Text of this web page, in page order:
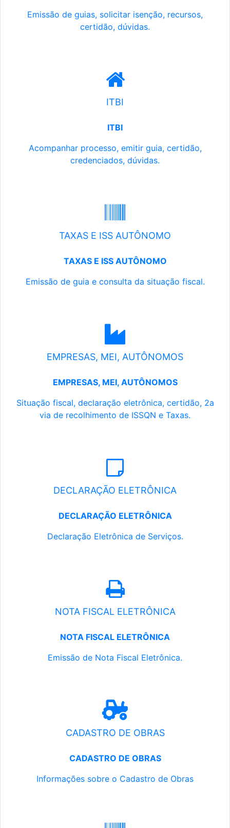
Emissão de guias, solicitar isenção, recursos,
certidão, dúvidas.
ITBI
ITBI
Acompanhar processo, emitir guia, certidão,
credenciados, dúvidas.
TAXAS E ISS AUTÔNOMO
TAXAS E ISS AUTÔNOMO
Emissão de guia e consulta da situação fiscal.
EMPRESAS, MEI, AUTÔNOMOS
EMPRESAS, MEI, AUTÔNOMOS
Situação fiscal, declaração eletrônica, certidão, 2a
via de recolhimento de ISSQN e Taxas.
DECLARAÇÃO ELETRÔNICA
DECLARAÇÃO ELETRÔNICA
Declaração Eletrônica de Serviços.
NOTA FISCAL ELETRÔNICA
NOTA FISCAL ELETRÔNICA
Emissão de Nota Fiscal Eletrônica.
CADASTRO DE OBRAS
CADASTRO DE OBRAS
Informações sobre o Cadastro de Obras